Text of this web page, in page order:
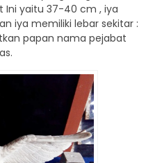
Ini yaitu 37-40 cm , iya
iya memiliki lebar sekitar :
papan nama pejabat